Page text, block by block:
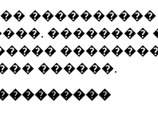
��������
������.